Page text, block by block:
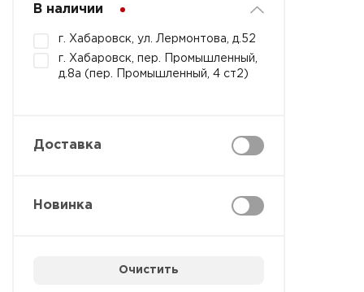
В наличии
г. Хабаровск, ул. Лермонтова, д.52
г. Хабаровск, пер. Промышленный,
д.8а (пер. Промышленный, 4 ст2)
Доставка
Новинка
Очистить